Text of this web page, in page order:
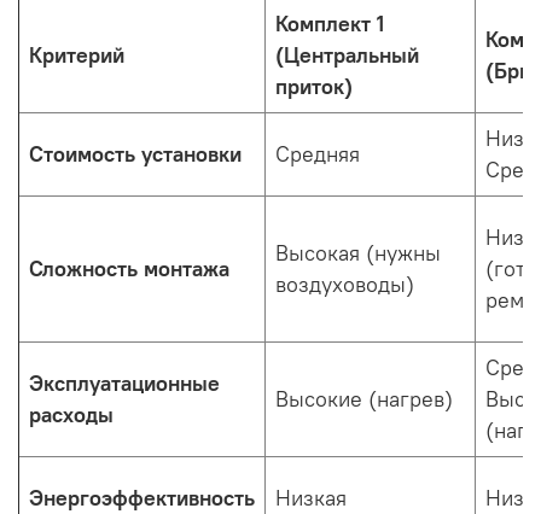
Критерий
Комплект 1
(Центральный
приток)
Стоимость установки Средняя
Сложность монтажа
Высокая (нужны
воздуховоды)
Эксплуатационные
расходы
Высокие (нагрев)
Энергоэффективность Низкая